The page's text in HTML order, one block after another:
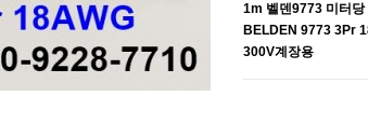
1m 벨덴9773 미터
BELDEN 9773 3Pr
300V계장용